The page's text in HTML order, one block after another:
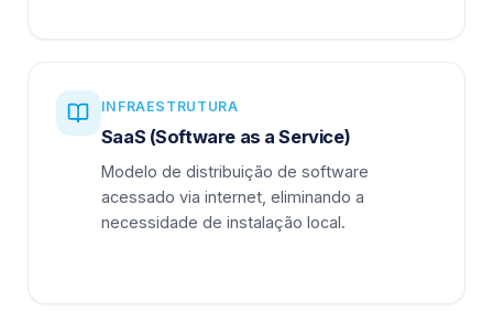
INFRAESTRUTURA
SaaS (Software as a Service)
Modelo de distribuição de software
acessado via internet, eliminando a
necessidade de instalação local.